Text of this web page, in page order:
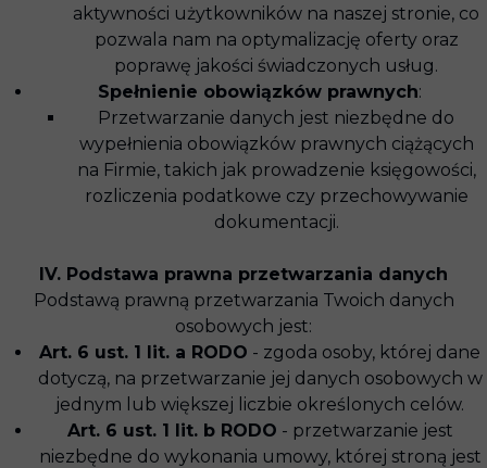
aktywności użytkowników na naszej stronie, co
pozwala nam na optymalizację oferty oraz
poprawę jakości świadczonych usług.
Spełnienie obowiązków prawnych:
Przetwarzanie danych jest niezbędne do
wypełnienia obowiązków prawnych ciążących
na Firmie, takich jak prowadzenie księgowości,
rozliczenia podatkowe czy przechowywanie
dokumentacji.
IV. Podstawa prawna przetwarzania danych
Podstawą prawną przetwarzania Twoich danych
osobowych jest:
Art. 6 ust. 1 lit. a RODO - zgoda osoby, której dane
dotyczą, na przetwarzanie jej danych osobowych w
jednym lub większej liczbie określonych celów.
Art. 6 ust. 1 lit. b RODO - przetwarzanie jest
niezbędne do wykonania umowy, której stroną jest